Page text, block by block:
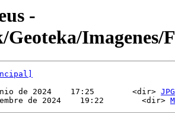
-
Imagenes/
de 2024    17:25        <dir> JPG
de 2024    19:22        <dir>